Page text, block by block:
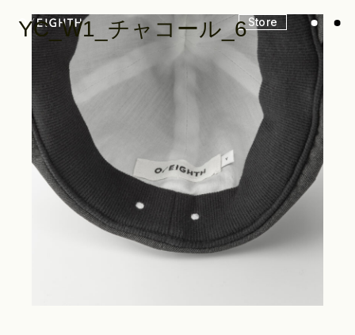
Store
Look
Construction
YC_W1_チャコール_6